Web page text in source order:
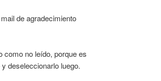
de agradecimiento
como no leído, porque es
deseleccionarlo luego.